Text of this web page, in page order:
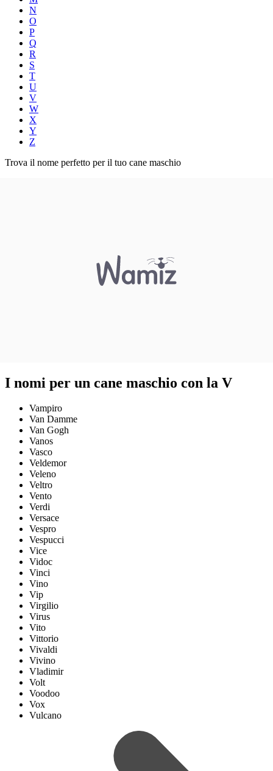
N
O
P
Q
R
S
T
U
V
W
X
Y
Z
Trova il nome perfetto per il tuo cane maschio
I nomi per un cane maschio con la V
Vampiro
Van Damme
Van Gogh
Vanos
Vasco
Veldemor
Veleno
Veltro
Vento
Verdi
Versace
Vespro
Vespucci
Vice
Vidoc
Vinci
Vino
Vip
Virgilio
Virus
Vito
Vittorio
Vivaldi
Vivino
Vladimir
Volt
Voodoo
Vox
Vulcano